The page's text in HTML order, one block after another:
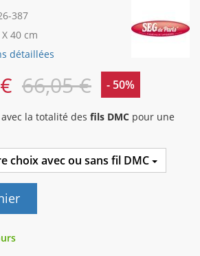
387
40 cm
détaillées
€ 66,05 € - 50%
la totalité des fils DMC pour une
choix avec ou sans fil DMC